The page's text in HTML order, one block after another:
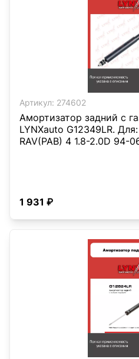
Артикул: 274602
Амортизатор задний с
LYNXauto G12349LR.
RAV(РАВ) 4 1.8-2.0D 94-
1 931 ₽